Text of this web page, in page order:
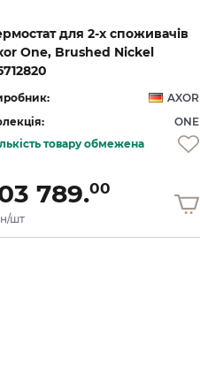
для 2-х споживачів
One, Brushed Nickel
AXOR
ONE
товару обмежена
789.00
шт